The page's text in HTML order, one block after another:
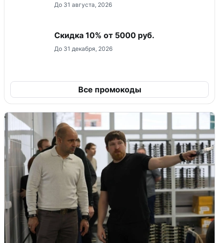
До 31 августа, 2026
Скидка 10% от 5000 руб.
До 31 декабря, 2026
Все промокоды